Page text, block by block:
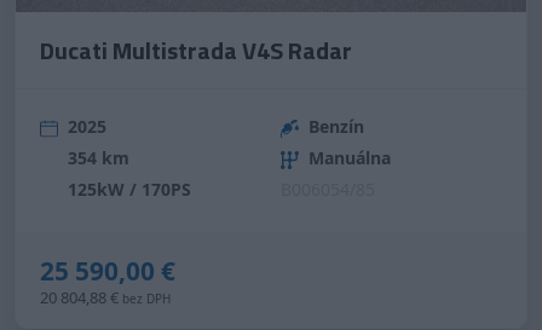
Ducati Multistrada V4S Radar
2025
354 km
125kW / 170PS
Benzín
Manuálna
25 590,00 €
20 804,88 € bez DPH